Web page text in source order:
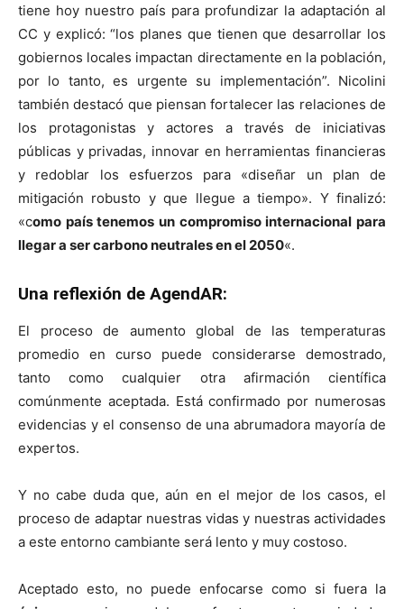
tiene hoy nuestro país para profundizar la adaptación al
CC y explicó: “los planes que tienen que desarrollar los
gobiernos locales impactan directamente en la población,
por lo tanto, es urgente su implementación”. Nicolini
también destacó que piensan fortalecer las relaciones de
los protagonistas y actores a través de iniciativas
públicas y privadas, innovar en herramientas financieras
y redoblar los esfuerzos para «diseñar un plan de
mitigación robusto y que llegue a tiempo». Y finalizó:
«como país tenemos un compromiso internacional para
llegar a ser carbono neutrales en el 2050«.
Una reflexión de AgendAR:
El proceso de aumento global de las temperaturas
promedio en curso puede considerarse demostrado,
tanto como cualquier otra afirmación científica
comúnmente aceptada. Está confirmado por numerosas
evidencias y el consenso de una abrumadora mayoría de
expertos.
Y no cabe duda que, aún en el mejor de los casos, el
proceso de adaptar nuestras vidas y nuestras actividades
a este entorno cambiante será lento y muy costoso.
Aceptado esto, no puede enfocarse como si fuera la